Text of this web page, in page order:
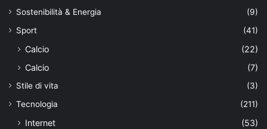
Sostenibilità & Energia
(9)
Sport
(41)
Calcio
(22)
Calcio
(7)
Stile di vita
(3)
Tecnologia
(211)
Internet
(53)